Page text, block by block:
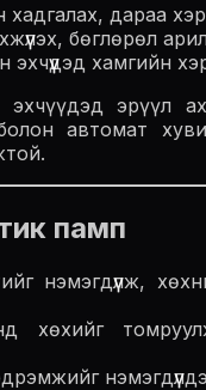
хадгалах, дараа
бөглөрөл
хамгийн
эхчүүдэд эрүүл
автомат
памп
нэмэгдүүлж,
хөхийг